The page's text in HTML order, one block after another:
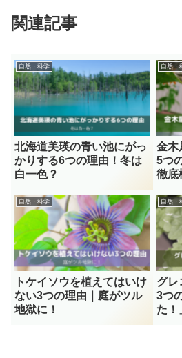
関連記事
自然・科学
北海道美瑛の青い池にがっ
かりする6つの理由！冬は
白一色？
自然・
金木
5つ
徹底
自然・科学
トケイソウを植えてはいけ
ない3つの理由｜庭がツル
地獄に！
自然・
グレ
3つ
た！